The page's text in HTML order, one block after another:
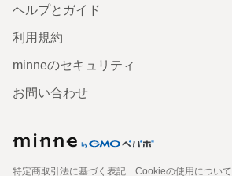
ヘルプとガイド
利用規約
minneのセキュリティ
お問い合わせ
特定商取引法に基づく表記
Cookieの使用について